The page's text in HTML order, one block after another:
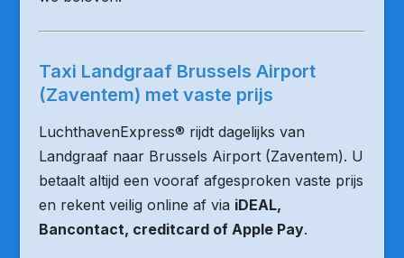
Taxi Landgraaf Brussels Airport
(Zaventem) met vaste prijs
LuchthavenExpress® rijdt dagelijks van
Landgraaf naar Brussels Airport (Zaventem). U
betaalt altijd een vooraf afgesproken vaste prijs
en rekent veilig online af via iDEAL,
Bancontact, creditcard of Apple Pay.